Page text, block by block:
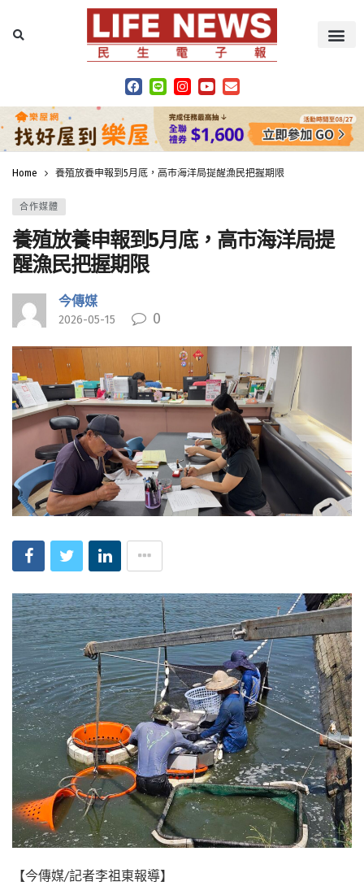
Home 養殖放養申報到5月底，高市海洋局提醒漁民把握期限
合作媒體
養殖放養申報到5月底，高市海洋局提
醒漁民把握期限
今傳媒
2026-05-15 0
【今傳媒/記者李祖東報導】